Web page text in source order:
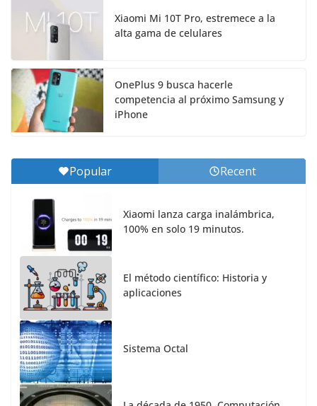
Xiaomi Mi 10T Pro, estremece a la
alta gama de celulares
OnePlus 9 busca hacerle
competencia al próximo Samsung y
iPhone
Popular Recent
Xiaomi lanza carga inalámbrica,
100% en solo 19 minutos.
El método científico: Historia y
aplicaciones
Sistema Octal